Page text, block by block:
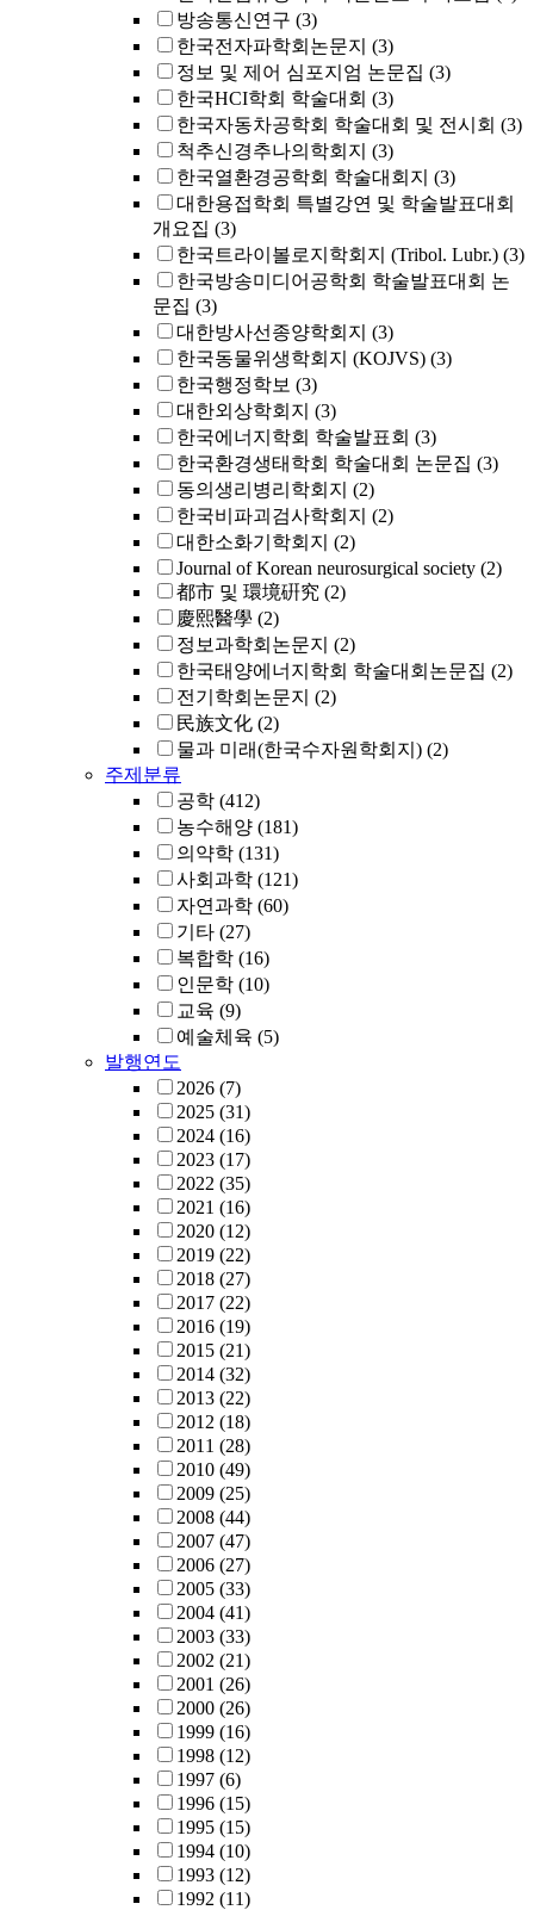
방송통신연구 (3)
한국전자파학회논문지 (3)
정보 및 제어 심포지엄 논문집 (3)
한국HCI학회 학술대회 (3)
한국자동차공학회 학술대회 및 전시회 (3)
척추신경추나의학회지 (3)
한국열환경공학회 학술대회지 (3)
대한용접학회 특별강연 및 학술발표대회
개요집 (3)
한국트라이볼로지학회지 (Tribol. Lubr.) (3)
한국방송미디어공학회 학술발표대회 논
문집 (3)
대한방사선종양학회지 (3)
한국동물위생학회지 (KOJVS) (3)
한국행정학보 (3)
대한외상학회지 (3)
한국에너지학회 학술발표회 (3)
한국환경생태학회 학술대회 논문집 (3)
동의생리병리학회지 (2)
한국비파괴검사학회지 (2)
대한소화기학회지 (2)
Journal of Korean neurosurgical society (2)
都市 및 環境硏究 (2)
慶熙醫學 (2)
정보과학회논문지 (2)
한국태양에너지학회 학술대회논문집 (2)
전기학회논문지 (2)
民族文化 (2)
물과 미래(한국수자원학회지) (2)
주제분류
공학 (412)
농수해양 (181)
의약학 (131)
사회과학 (121)
자연과학 (60)
기타 (27)
복합학 (16)
인문학 (10)
교육 (9)
예술체육 (5)
발행연도
2026 (7)
2025 (31)
2024 (16)
2023 (17)
2022 (35)
2021 (16)
2020 (12)
2019 (22)
2018 (27)
2017 (22)
2016 (19)
2015 (21)
2014 (32)
2013 (22)
2012 (18)
2011 (28)
2010 (49)
2009 (25)
2008 (44)
2007 (47)
2006 (27)
2005 (33)
2004 (41)
2003 (33)
2002 (21)
2001 (26)
2000 (26)
1999 (16)
1998 (12)
1997 (6)
1996 (15)
1995 (15)
1994 (10)
1993 (12)
1992 (11)